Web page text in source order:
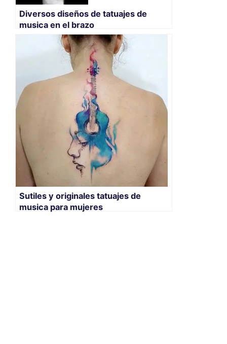
Diversos diseños de tatuajes de
musica en el brazo
Sutiles y originales tatuajes de
musica para mujeres